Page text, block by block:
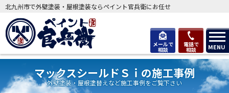
メールで
相談
電話で
相談 MENU
北九州市で外壁塗装・屋根塗装ならペイント官兵衛にお任せ
マックスシールドＳｉの施工事例
外壁塗装・屋根塗替えなど施工事例をご覧下さい